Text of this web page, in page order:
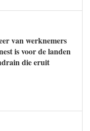
van werknemers
is voor de landen
die eruit